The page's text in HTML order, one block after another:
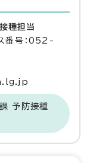
種担当
号：052-
予防接種